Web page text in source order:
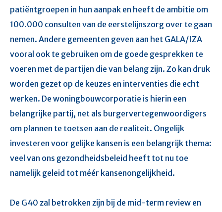
patiëntgroepen in hun aanpak en heeft de ambitie om
100.000 consulten van de eerstelijnszorg over te gaan
nemen. Andere gemeenten geven aan het GALA/IZA
vooral ook te gebruiken om de goede gesprekken te
voeren met de partijen die van belang zijn. Zo kan druk
worden gezet op de keuzes en interventies die echt
werken. De woningbouwcorporatie is hierin een
belangrijke partij, net als burgervertegenwoordigers
om plannen te toetsen aan de realiteit. Ongelijk
investeren voor gelijke kansen is een belangrijk thema:
veel van ons gezondheidsbeleid heeft tot nu toe
namelijk geleid tot méér kansenongelijkheid.
De G40 zal betrokken zijn bij de mid-term review en